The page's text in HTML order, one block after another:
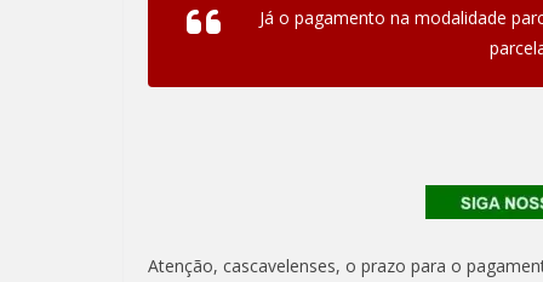
Já o pagamento na modalidade
Atenção, cascavelenses, o prazo para o